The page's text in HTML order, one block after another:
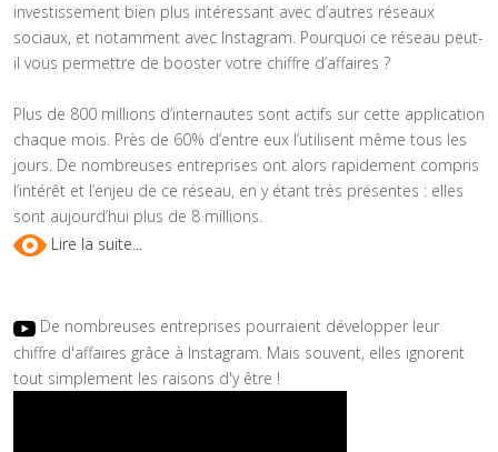
investissement bien plus intéressant avec d’autres réseaux
sociaux, et notamment avec Instagram. Pourquoi ce réseau peut-
il vous permettre de booster votre chiffre d’affaires ?
Plus de 800 millions d’internautes sont actifs sur cette application
chaque mois. Près de 60% d’entre eux l’utilisent même tous les
jours. De nombreuses entreprises ont alors rapidement compris
l’intérêt et l’enjeu de ce réseau, en y étant très présentes : elles
sont aujourd’hui plus de 8 millions.
Lire la suite...
De nombreuses entreprises pourraient développer leur
chiffre d'affaires grâce à Instagram. Mais souvent, elles ignorent
tout simplement les raisons d'y être !